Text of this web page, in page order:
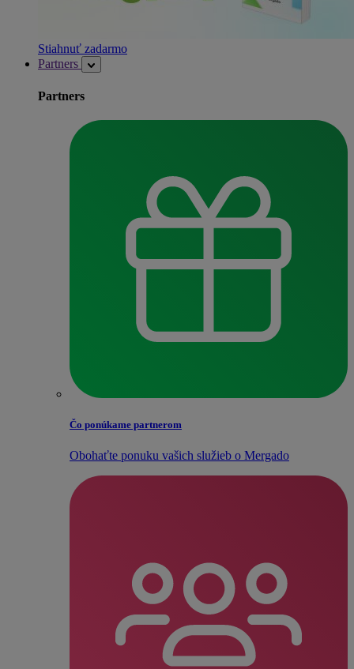
Stiahnuť zadarmo
Partners
Partners
Čo ponúkame partnerom
Obohaťte ponuku vašich služieb o Mergado